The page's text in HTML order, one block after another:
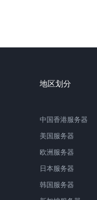
地区划分
中国香港服务器
美国服务器
欧洲服务器
日本服务器
韩国服务器